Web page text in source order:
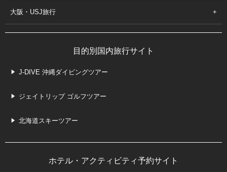
大阪・USJ旅行
目的別国内旅行サイト
J-DIVE 沖縄ダイビングツアー
ジェイトリップ ゴルフツアー
北海道スキーツアー
ホテル・アクティビティ予約サイト